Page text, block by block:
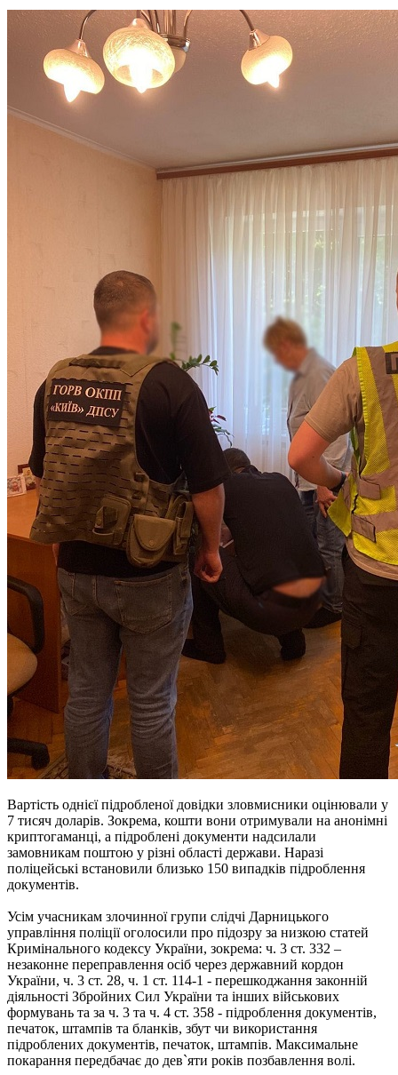
Вартість однієї підробленої довідки зловмисники оцінювали у
7 тисяч доларів. Зокрема, кошти вони отримували на анонімні
криптогаманці, а підроблені документи надсилали
замовникам поштою у різні області держави. Наразі
поліцейські встановили близько 150 випадків підроблення
документів.
Усім учасникам злочинної групи слідчі Дарницького
управління поліції оголосили про підозру за низкою статей
Кримінального кодексу України, зокрема: ч. 3 ст. 332 –
незаконне переправлення осіб через державний кордон
України, ч. 3 ст. 28, ч. 1 ст. 114-1 - перешкоджання законній
діяльності Збройних Сил України та інших військових
формувань та за ч. 3 та ч. 4 ст. 358 - підроблення документів,
печаток, штампів та бланків, збут чи використання
підроблених документів, печаток, штампів. Максимальне
покарання передбачає до дев`яти років позбавлення волі.